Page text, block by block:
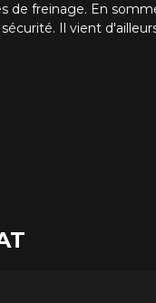
de freinage. En
Il vient